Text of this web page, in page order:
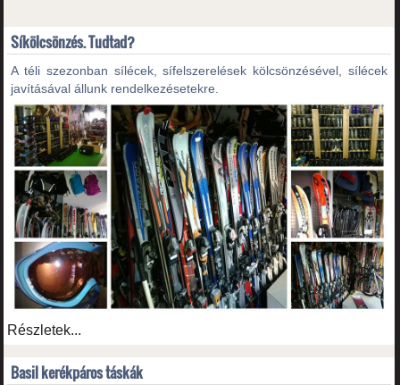
Síkölcsönzés. Tudtad?
A téli szezonban sílécek, sífelszerelések kölcsönzésével, sílécek
javításával állunk rendelkezésetekre.
Részletek...
Basil kerékpáros táskák